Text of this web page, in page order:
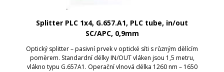
Splitter PLC 1x4, G.657.A1, PLC tube, in/out
SC/APC, 0,9mm
Optický splitter – pasivní prvek v optické síti s různým dělícím
poměrem. Standardní délky IN/OUT vláken jsou 1,5 metru,
vlákno typu G.657A1. Operační vlnová délka 1260 nm – 1650